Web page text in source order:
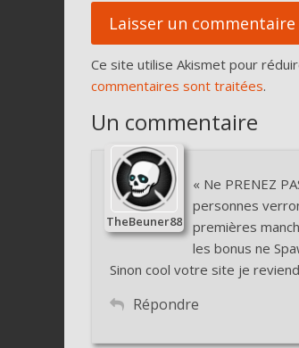
Ce site utilise Akismet pour
commentaires sont traitées.
Un commentaire
TheBeuner88
« Ne PRENEZ
personnes
premières
les bonus ne
Sinon cool votre site je
Répondre